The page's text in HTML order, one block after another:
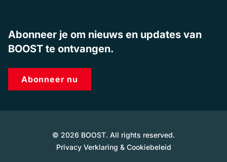
Abonneer je om nieuws en updates van
BOOST te ontvangen.
Abonneer nu
© 2026 BOOST. All rights reserved.
Privacy Verklaring & Cookiebeleid